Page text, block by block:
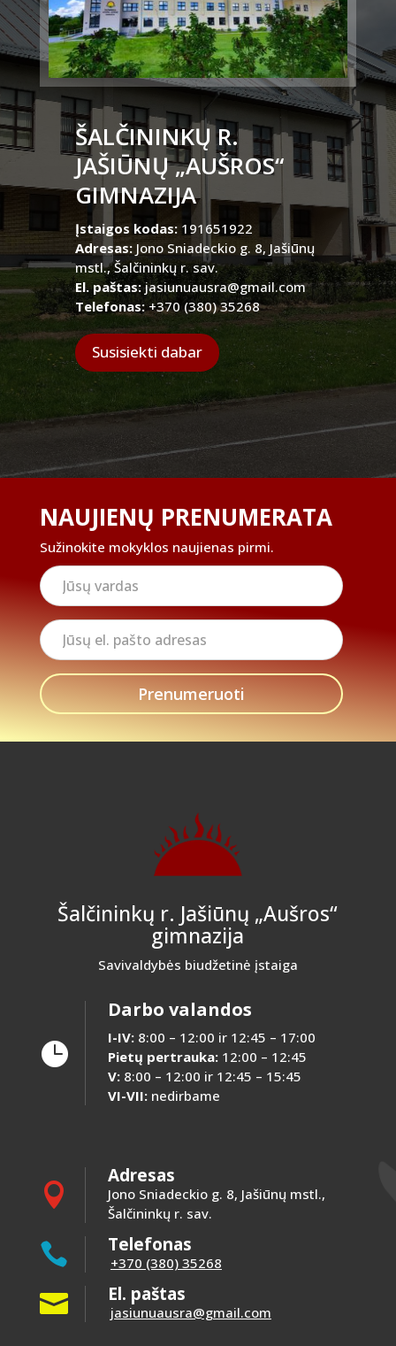
ŠALČININKŲ R.
JAŠIŪNŲ „AUŠROS“
GIMNAZIJA
Įstaigos kodas: 191651922
Adresas:Jono Sniadeckio g. 8, Jašiūnų
mstl., Šalčininkų r. sav.
El. paštas: jasiunuausra@gmail.com
Telefonas:+370 (380) 35268
Susisiekti dabar
NAUJIENŲ PRENUMERATA
Sužinokite mokyklos naujienas pirmi.
Jūsų
vardas
Jūsų
el.
adresas
Šalčininkų r. Jašiūnų „Aušros“
gimnazija
Savivaldybės biudžetinė įstaiga

Darbo valandos
I-IV:8:00 – 12:00 ir 12:45 – 17:00
Pietų pertrauka:12:00 – 12:45
V:8:00 – 12:00 ir 12:45 – 15:45
VI-VII:nedirbame

Adresas
Jono Sniadeckio g. 8, Jašiūnų mstl.,
Šalčininkų r. sav.
 Telefonas
+370 (380) 35268
 El. paštas
jasiunuausra@gmail.com